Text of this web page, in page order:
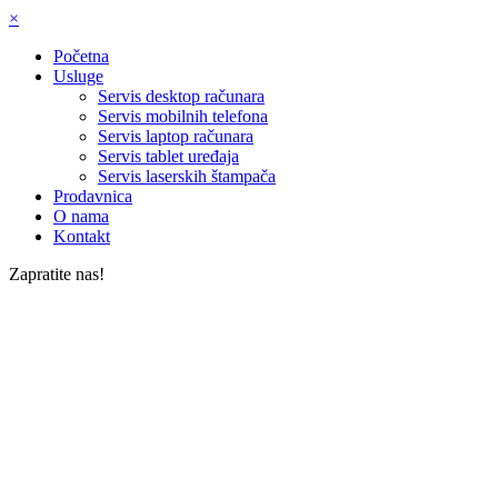
×
Početna
Usluge
Servis desktop računara
Servis mobilnih telefona
Servis laptop računara
Servis tablet uređaja
Servis laserskih štampača
Prodavnica
O nama
Kontakt
Zapratite nas!